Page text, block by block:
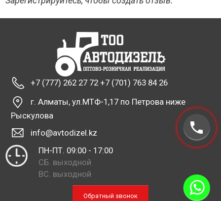
+7 (777) 262 27 72 +7 (701) 763 84 26
г. Алматы, ул.МТФ-1,17 по Петрова ниже
Рыскулова
info@avtodizel.kz
ПН-ПТ. 09:00 - 17:00
СБ. выходной
ВС. выходной
Обратный звонок